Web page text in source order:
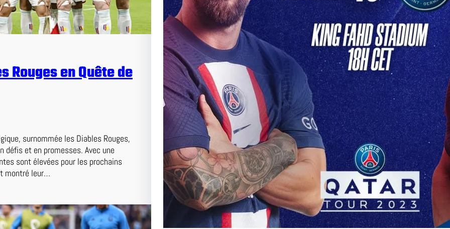
Rouges en Quête de
surnommée les Diables Rouges,
défis et en promesses. Avec une
sont élevées pour les prochains
montré leur…
Match Ce Soir: PSG Affronte Son
Adversaire Redoutable Ce soir,…